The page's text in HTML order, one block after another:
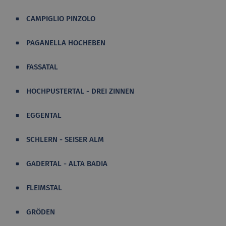
CAMPIGLIO PINZOLO
PAGANELLA HOCHEBEN
FASSATAL
HOCHPUSTERTAL - DREI ZINNEN
EGGENTAL
SCHLERN - SEISER ALM
GADERTAL - ALTA BADIA
FLEIMSTAL
GRÖDEN